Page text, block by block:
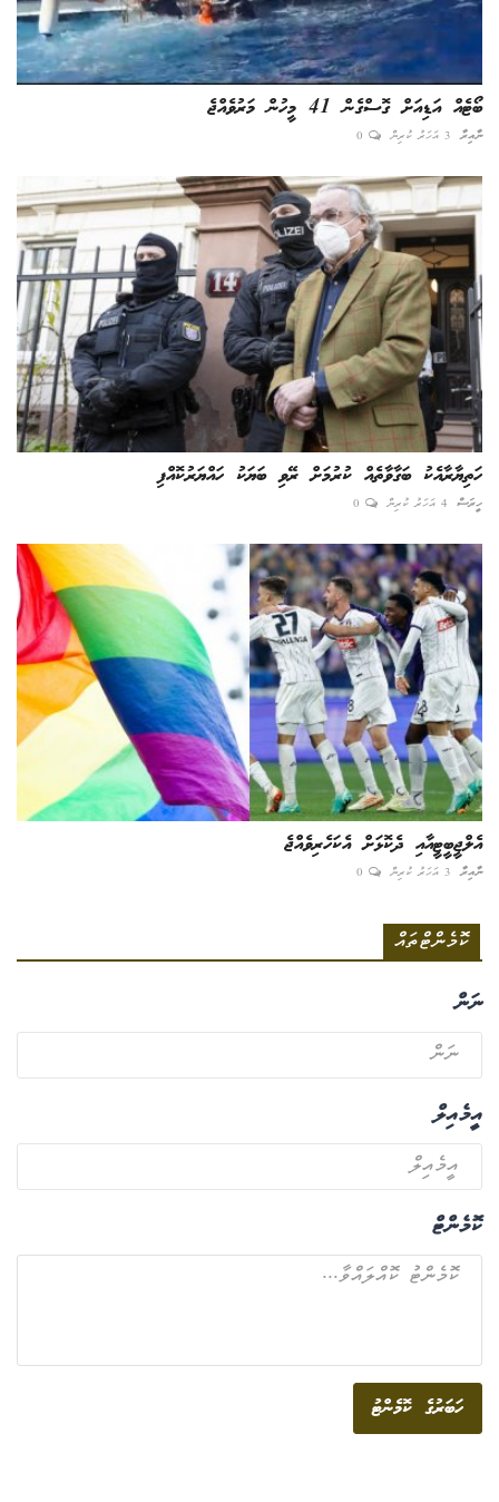
ބޯޓެއް އަޑިއަށް ގޮސްގެން 41 މީހުން މަރުވެއްޖެ
ނާއިރާ 3 އަހަރު ކުރިން 0
ހަތިޔާރާއެކު ބަގާވާތެއް ކުރުމަށް ރޭވި ބަޔަކު ހައްޔަރުކޮއްފި
ހީރަސް 4 އަހަރު ކުރިން 0
އެލްޖީބީޓީއާއި ދެކޮޅަށް އެކަހެރިވެއްޖެ
ނާއިރާ 3 އަހަރު ކުރިން 0
ކޮމެންޓްތައް
ނަން
އީމެއިލް
ކޮމެންޓް
ހަބަރުގެ ކޮމެންޓު